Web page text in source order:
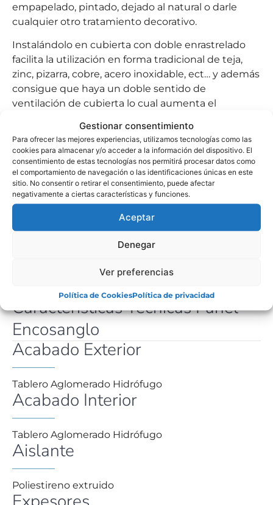
Gestionar consentimiento
Para ofrecer las mejores experiencias, utilizamos tecnologías como las
cookies para almacenar y/o acceder a la información del dispositivo. El
consentimiento de estas tecnologías nos permitirá procesar datos como
el comportamiento de navegación o las identificaciones únicas en este
sitio. No consentir o retirar el consentimiento, puede afectar
negativamente a ciertas características y funciones.
Aceptar
Denegar
Ver preferencias
Política de CookiesPolítica de privacidad
empapelado, pintado, dejado al natural o darle
cualquier otro tratamiento decorativo.
Instalándolo en cubierta con doble enrastrelado
facilita la utilización en forma tradicional de teja,
zinc, pizarra, cobre, acero inoxidable, ect… y además
consigue que haya un doble sentido de
ventilación de cubierta lo cual aumenta el
agua por fisuras o roturas de la capa superficial de
la cubierta. Además se puede instalar con
enrastrelado simple. Su resistencia mecánica
permite utilizarlo en posición longitudinal o
transversal a la cubierta.
FICHA TÉCNICA
Características Técnicas Panel
Encosanglo
Acabado Exterior
Tablero Aglomerado Hidrófugo
Acabado Interior
Tablero Aglomerado Hidrófugo
Aislante
Poliestireno extruido